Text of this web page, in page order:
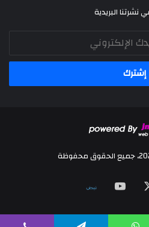
البريدية
‫YouTube